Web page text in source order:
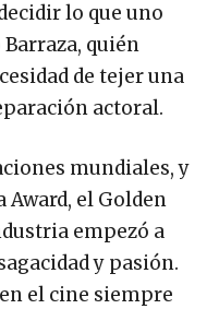
lo que uno
quién
de tejer una
actoral.
mundiales, y
Award, el Golden
empezó a
y pasión.
el cine siempre